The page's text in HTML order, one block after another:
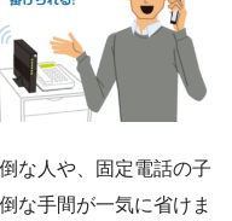
な人や、固定電話の子
な手間が一気に省けま